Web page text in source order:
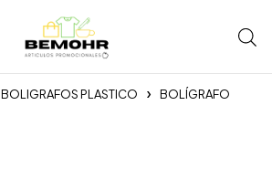
BOLIGRAFOS PLASTICO
BOLÍGRAFO